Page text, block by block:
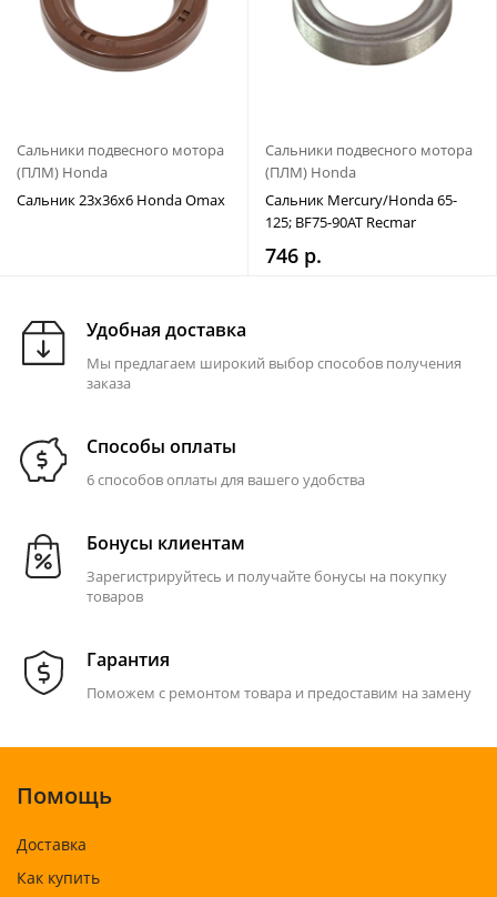
Сальники подвесного мотора
(ПЛМ) Honda
Сальник 23х36х6 Honda Omax
Сальники подвесного мотора
(ПЛМ) Honda
Сальник Mercury/Honda 65-
125; BF75-90AT Recmar
746 р.
Удобная доставка
Мы предлагаем широкий выбор способов получения
заказа
Способы оплаты
6 способов оплаты для вашего удобства
Бонусы клиентам
Зарегистрируйтесь и получайте бонусы на покупку
товаров
Гарантия
Поможем с ремонтом товара и предоставим на замену
Помощь
Доставка
Как купить